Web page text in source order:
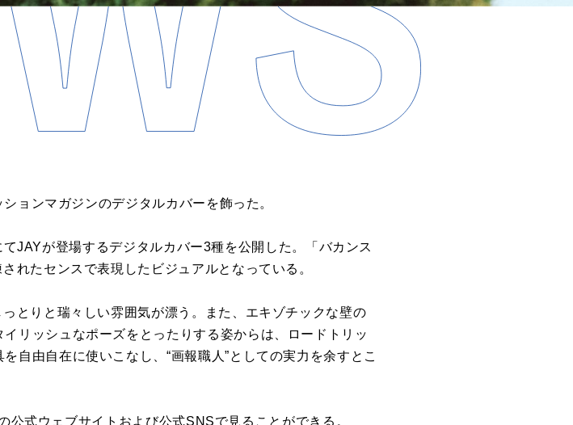
ョンマガジンのデジタルカバーを飾った。
JAYが登場するデジタルカバー3種を公開した。「バカンス
れたセンスで表現したビジュアルとなっている。
とりと瑞々しい雰囲気が漂う。また、エキゾチックな壁の
リッシュなポーズをとったりする姿からは、ロードトリッ
自由自在に使いこなし、“画報職人”としての実力を余すとこ
式ウェブサイトおよび公式SNSで見ることができる。